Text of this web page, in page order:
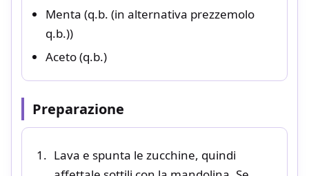
Menta (q.b. (in alternativa prezzemolo
q.b.))
Aceto (q.b.)
Preparazione
Lava e spunta le zucchine, quindi